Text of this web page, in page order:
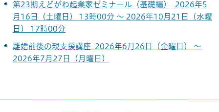
第23期えどがわ起業家ゼミナール（基礎編） 2026年5
月16日（土曜日） 13時00分 ～ 2026年10月21日（水曜
日） 17時00分
離婚前後の親支援講座 2026年6月26日（金曜日） ～
2026年7月27日（月曜日）